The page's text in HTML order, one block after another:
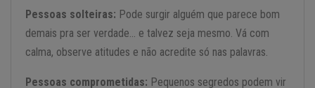
Pessoas solteiras: Pode surgir alguém que parece bom
demais pra ser verdade… e talvez seja mesmo. Vá com
calma, observe atitudes e não acredite só nas palavras.
Pessoas comprometidas: Pequenos segredos podem vir